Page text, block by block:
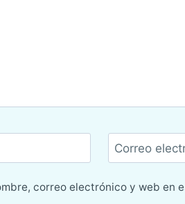
Correo
correo electrónico y web en